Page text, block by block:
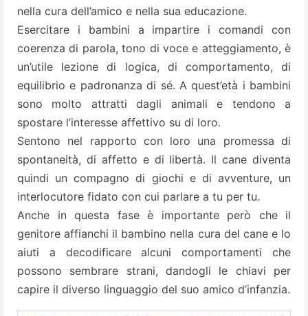
nella cura dell’amico e nella sua educazione.
Esercitare i bambini a impartire i comandi con
coerenza di parola, tono di voce e atteggiamento, è
un’utile lezione di logica, di comportamento, di
equilibrio e padronanza di sé. A quest’età i bambini
sono molto attratti dagli animali e tendono a
spostare l’interesse affettivo su di loro.
Sentono nel rapporto con loro una promessa di
spontaneità, di affetto e di libertà. Il cane diventa
quindi un compagno di giochi e di avventure, un
interlocutore fidato con cui parlare a tu per tu.
Anche in questa fase è importante però che il
genitore affianchi il bambino nella cura del cane e lo
aiuti a decodificare alcuni comportamenti che
possono sembrare strani, dandogli le chiavi per
capire il diverso linguaggio del suo amico d’infanzia.